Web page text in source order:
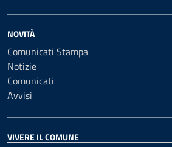
NOVITÀ
Comunicati Stampa
Notizie
Comunicati
Avvisi
VIVERE IL COMUNE